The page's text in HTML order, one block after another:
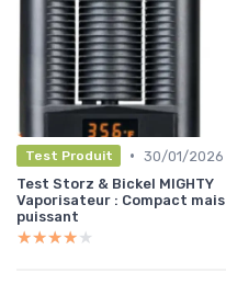
Test Produit • 30/01/2026
Test Storz & Bickel MIGHTY
Vaporisateur : Compact mais
puissant
★★★★★
★★★★★